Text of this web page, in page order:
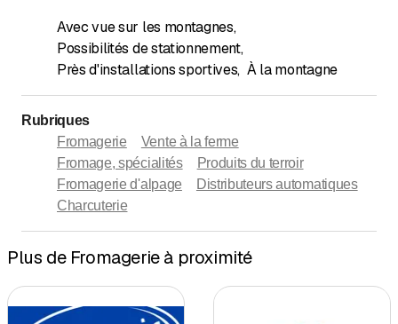
Avec vue sur les montagnes,
Possibilités de stationnement,
Près d'installations sportives, À la montagne
Rubriques
Fromagerie
Vente à la ferme
Fromage, spécialités
Produits du terroir
Fromagerie d'alpage
Distributeurs automatiques
Charcuterie
Plus de Fromagerie à proximité